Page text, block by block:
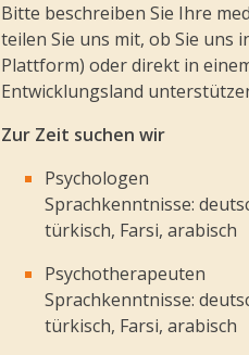
Bitte beschreiben Sie Ihre
teilen Sie uns mit, ob Sie uns
Plattform) oder direkt in
Entwicklungsland
Zur Zeit suchen wir
Psychologen
Sprachkenntnisse:
türkisch, Farsi, arabisch
Psychotherapeuten
Sprachkenntnisse:
türkisch, Farsi, arabisch